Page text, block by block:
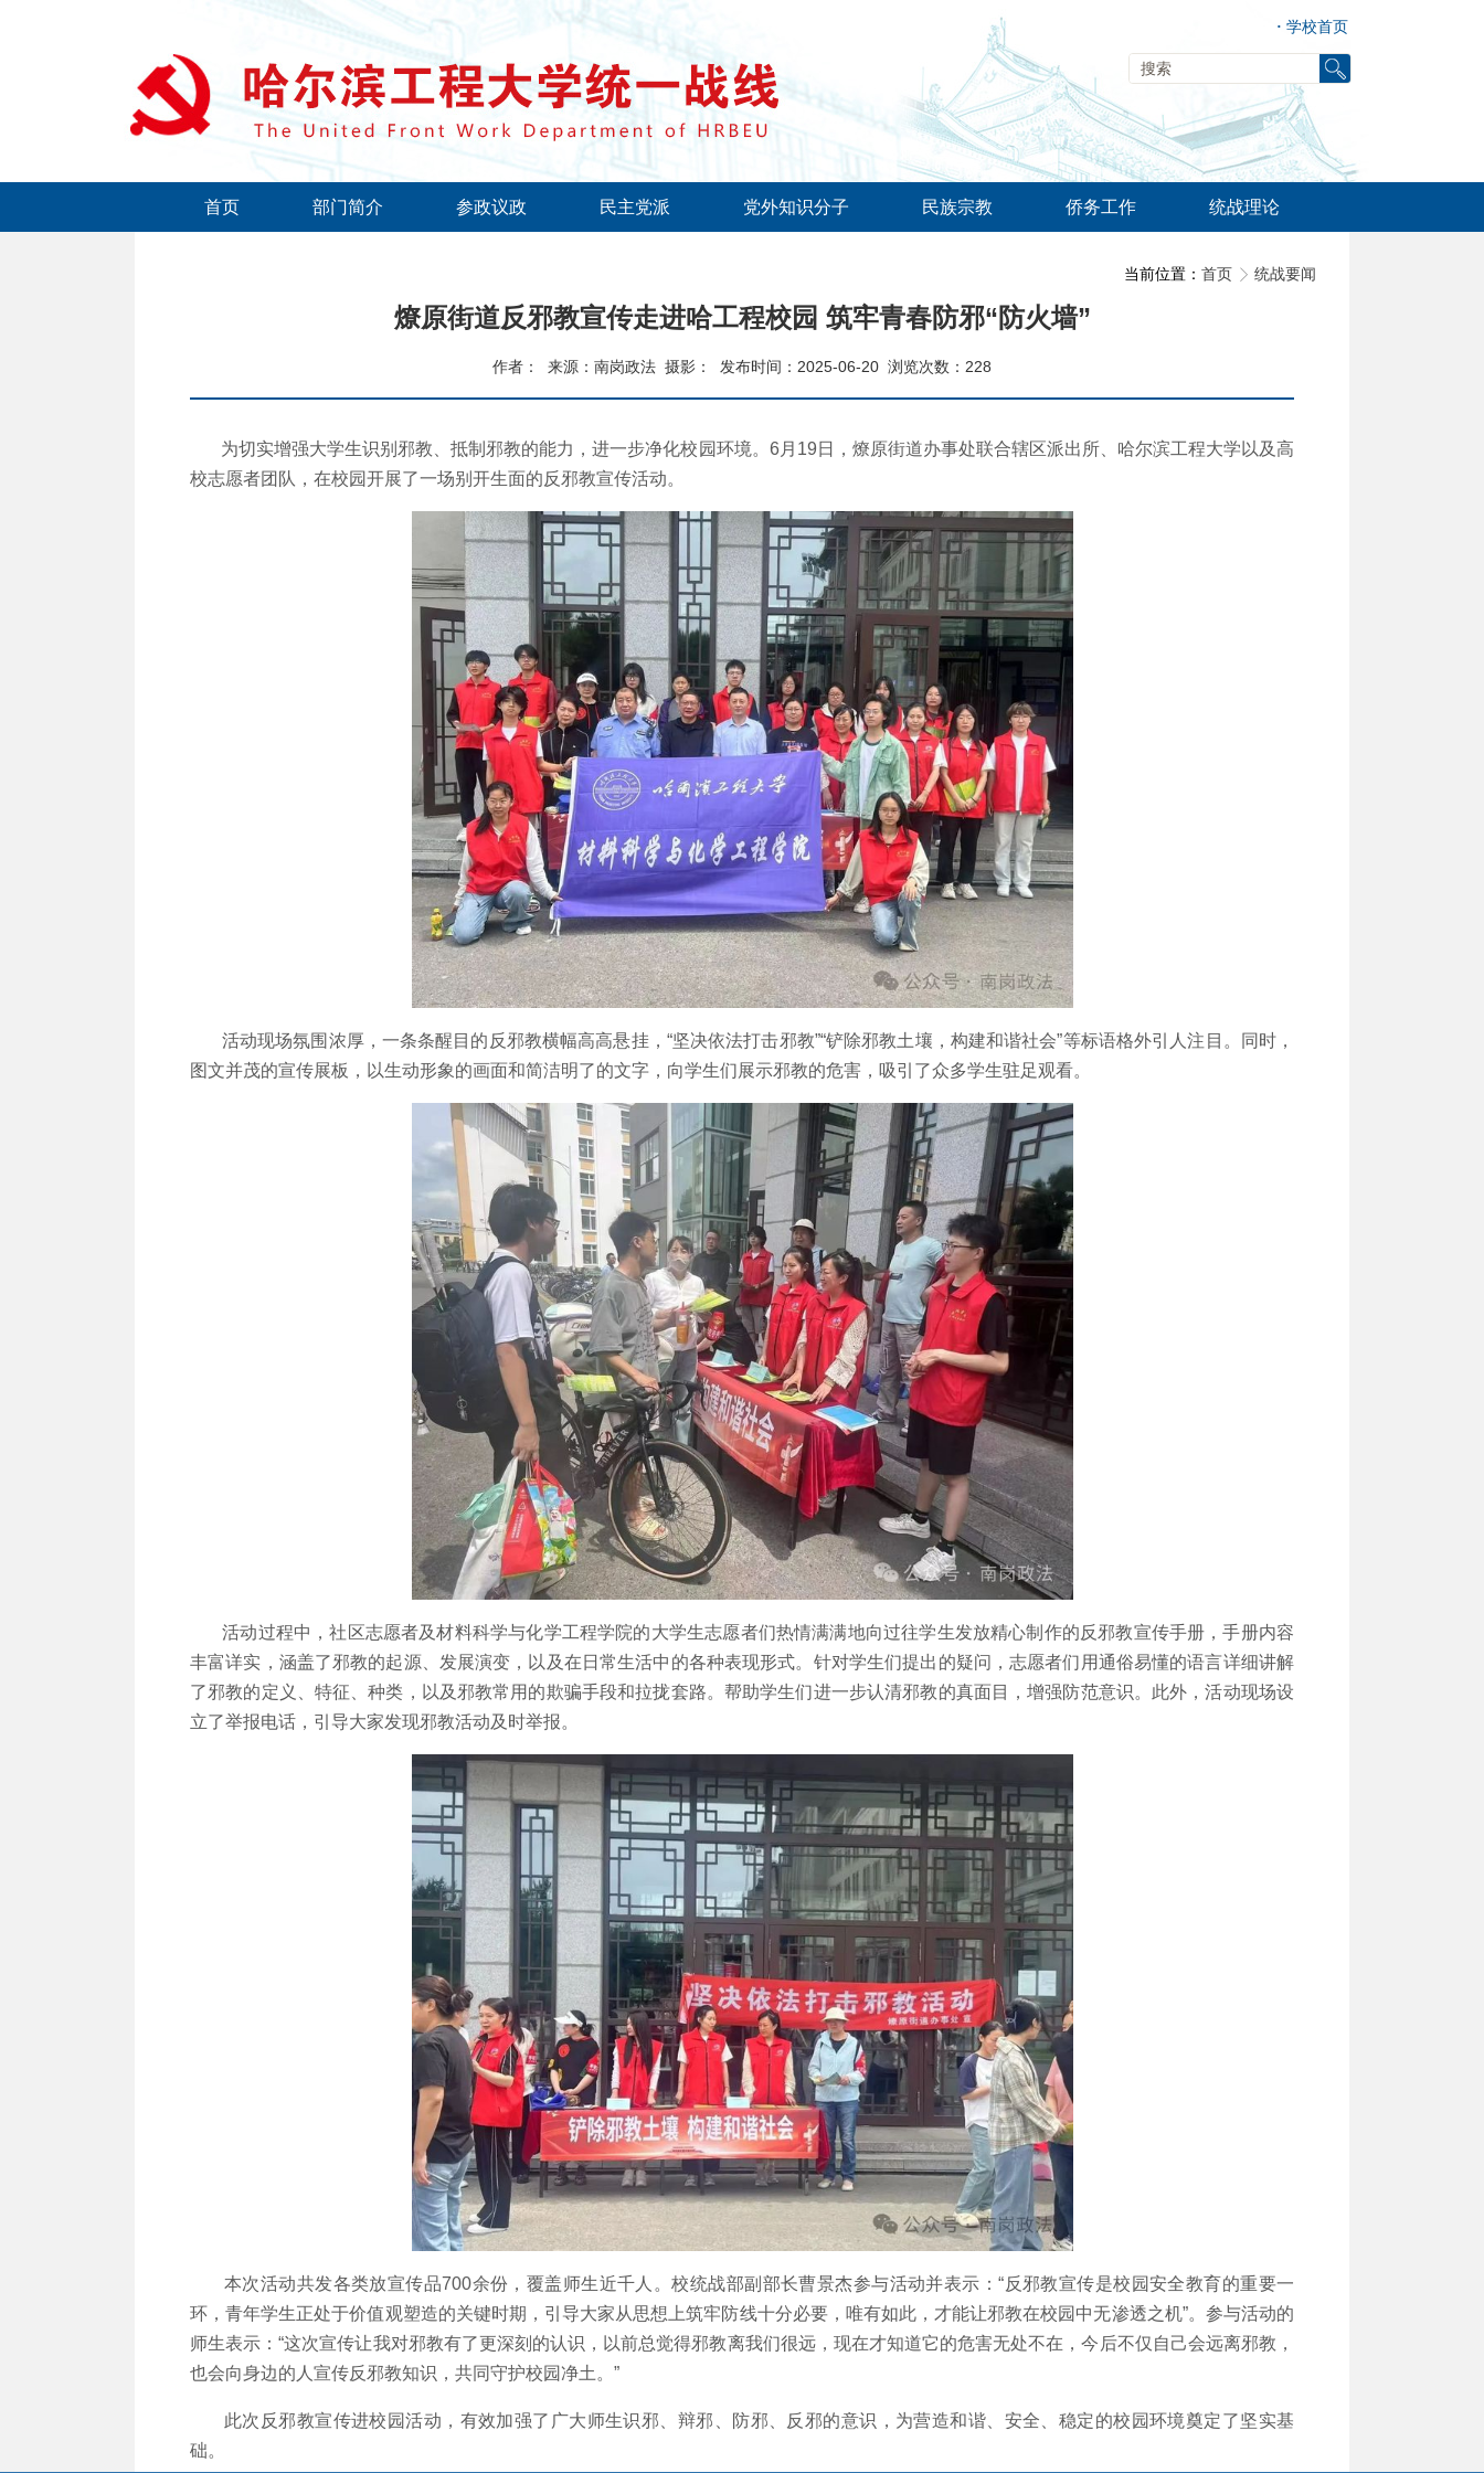
· 学校首页
首页 部门简介 参政议政 民主党派 党外知识分子 民族宗教 侨务工作 统战理论
当前位置： 首页 统战要闻
燎原街道反邪教宣传走进哈工程校园 筑牢青春防邪“防火墙”
作者： 来源：南岗政法 摄影： 发布时间：2025-06-20 浏览次数： 228
为切实增强大学生识别邪教、抵制邪教的能力，进一步净化校园环境。6月19日，燎原街道办事处联合辖区派出所、哈尔滨工程大学以及高
校志愿者团队，在校园开展了一场别开生面的反邪教宣传活动。
活动现场氛围浓厚，一条条醒目的反邪教横幅高高悬挂，“坚决依法打击邪教”“铲除邪教土壤，构建和谐社会”等标语格外引人注目。同时，
图文并茂的宣传展板，以生动形象的画面和简洁明了的文字，向学生们展示邪教的危害，吸引了众多学生驻足观看。
活动过程中，社区志愿者及材料科学与化学工程学院的大学生志愿者们热情满满地向过往学生发放精心制作的反邪教宣传手册，手册内容
丰富详实，涵盖了邪教的起源、发展演变，以及在日常生活中的各种表现形式。针对学生们提出的疑问，志愿者们用通俗易懂的语言详细讲解
了邪教的定义、特征、种类，以及邪教常用的欺骗手段和拉拢套路。帮助学生们进一步认清邪教的真面目，增强防范意识。此外，活动现场设
立了举报电话，引导大家发现邪教活动及时举报。
本次活动共发各类放宣传品700余份，覆盖师生近千人。校统战部副部长曹景杰参与活动并表示：“反邪教宣传是校园安全教育的重要一
环，青年学生正处于价值观塑造的关键时期，引导大家从思想上筑牢防线十分必要，唯有如此，才能让邪教在校园中无渗透之机”。参与活动的
师生表示：“这次宣传让我对邪教有了更深刻的认识，以前总觉得邪教离我们很远，现在才知道它的危害无处不在，今后不仅自己会远离邪教，
也会向身边的人宣传反邪教知识，共同守护校园净土。”
此次反邪教宣传进校园活动，有效加强了广大师生识邪、辩邪、防邪、反邪的意识，为营造和谐、安全、稳定的校园环境奠定了坚实基
础。